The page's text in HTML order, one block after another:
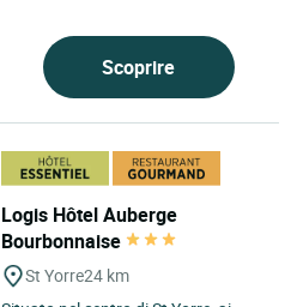
Scoprire
Logis Hôtel Auberge
Bourbonnaise
St Yorre24 km